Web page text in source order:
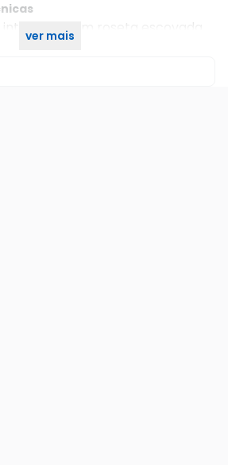
45mm roseta escovada
ver mais